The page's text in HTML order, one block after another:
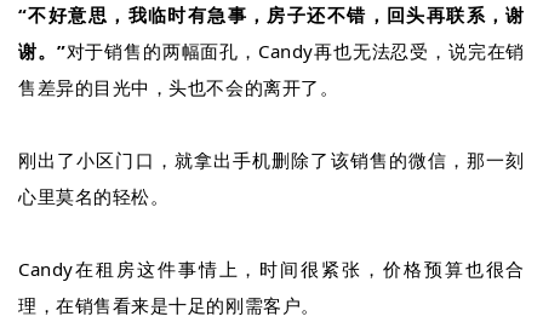
“不好意思，我临时有急事，房子还不错，回头再联系，谢
谢。”对于销售的两幅面孔，Candy再也无法忍受，说完在销
售差异的目光中，头也不会的离开了。
刚出了小区门口，就拿出手机删除了该销售的微信，那一刻
心里莫名的轻松。
Candy在租房这件事情上，时间很紧张，价格预算也很合
理，在销售看来是十足的刚需客户。